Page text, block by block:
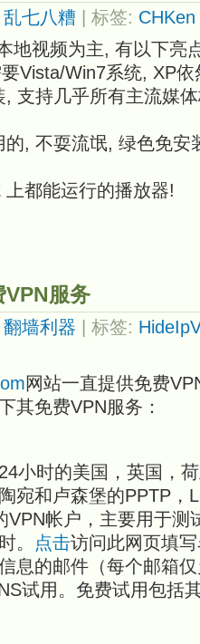
乱七八糟 | 标签:
地视频为主, 有以下亮
Vista/Win7系统, XP
支持几乎所有主流媒
, 不耍流氓, 绿色免安
都能运行的播放器!
服务
翻墙利器 | 标签:
网站一直提供免费
其免费VPN服务：
小时的美国，英国，
宛和卢森堡的PPTP，
VPN帐户，主要用于测
。
点击访问此网页填
息的邮件（每个邮箱
试用。免费试用包括